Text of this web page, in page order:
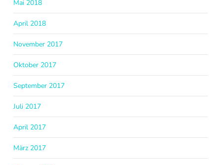
Mai 2018
April 2018
November 2017
Oktober 2017
September 2017
Juli 2017
April 2017
März 2017